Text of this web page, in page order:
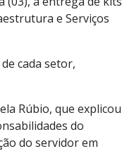
e Serviços
cada setor,
Rúbio, que explicou
do
do servidor em